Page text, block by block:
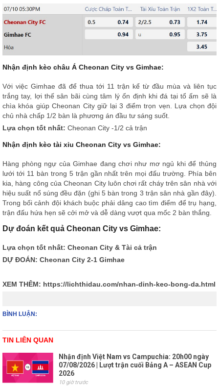
Nhận định kèo châu Á Cheonan City vs Gimhae:
Với việc Gimhae đã để thua tới 11 trận kể từ đầu mùa và liên tục
trắng tay, lợi thế sân bãi cùng tâm lý ổn định khi đá tại tổ ấm sẽ là
chìa khóa giúp Cheonan City giữ lại 3 điểm trọn vẹn. Lựa chọn đội
chủ nhà chấp 1/2 bàn là phương án đầu tư sáng suốt.
Lựa chọn tốt nhất: Cheonan City -1/2 cả trận
Nhận định kèo tài xỉu Cheonan City vs Gimhae:
Hàng phòng ngự của Gimhae đang chơi như mơ ngủ khi để thủng
lưới tới 11 bàn trong 5 trận gần nhất trên mọi đấu trường. Phía bên
kia, hàng công của Cheonan City luôn chơi rất cháy trên sân nhà với
hiệu suất nổ súng đều đặn (ghi 5 bàn trong 3 trận sân nhà gần đây).
Trong bối cảnh đội khách buộc phải dâng cao tìm điểm để trụ hạng,
trận đấu hứa hẹn sẽ cởi mở và dễ dàng vượt qua mốc 2 bàn thắng.
Dự đoán kết quả Cheonan City vs Gimhae:
Lựa chọn tốt nhất: Cheonan City & Tài cả trận
DỰ ĐOÁN: Cheonan City 2-1 Gimhae
XEM THÊM: https://lichthidau.com/nhan-dinh-keo-bong-da.html
BÌNH LUẬN:
TIN LIÊN QUAN
Nhận định Việt Nam vs Campuchia: 20h00 ngày
07/08/2026 | Lượt trận cuối Bảng A – ASEAN Cup
2026
10 giờ trước